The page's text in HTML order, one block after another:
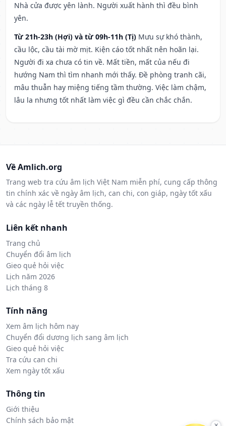
Nhà cửa được yên lành. Người xuất hành thì đều bình
yên.
Từ 21h-23h (Hợi) và từ 09h-11h (Tị) Mưu sự khó thành,
cầu lộc, cầu tài mờ mịt. Kiện cáo tốt nhất nên hoãn lại.
Người đi xa chưa có tin về. Mất tiền, mất của nếu đi
hướng Nam thì tìm nhanh mới thấy. Đề phòng tranh cãi,
mâu thuẫn hay miệng tiếng tầm thường. Việc làm chậm,
lâu la nhưng tốt nhất làm việc gì đều cần chắc chắn.
Về Amlich.org
Trang web tra cứu âm lịch Việt Nam miễn phí, cung cấp thông
tin chính xác về ngày âm lịch, can chi, con giáp, ngày tốt xấu
và các ngày lễ tết truyền thống.
Liên kết nhanh
Trang chủ
Chuyển đổi âm lịch
Gieo quẻ hỏi việc
Lịch năm 2026
Lịch tháng 8
Tính năng
Xem âm lịch hôm nay
Chuyển đổi dương lịch sang âm lịch
Gieo quẻ hỏi việc
Tra cứu can chi
Xem ngày tốt xấu
Thông tin
Giới thiệu
Chính sách bảo mật